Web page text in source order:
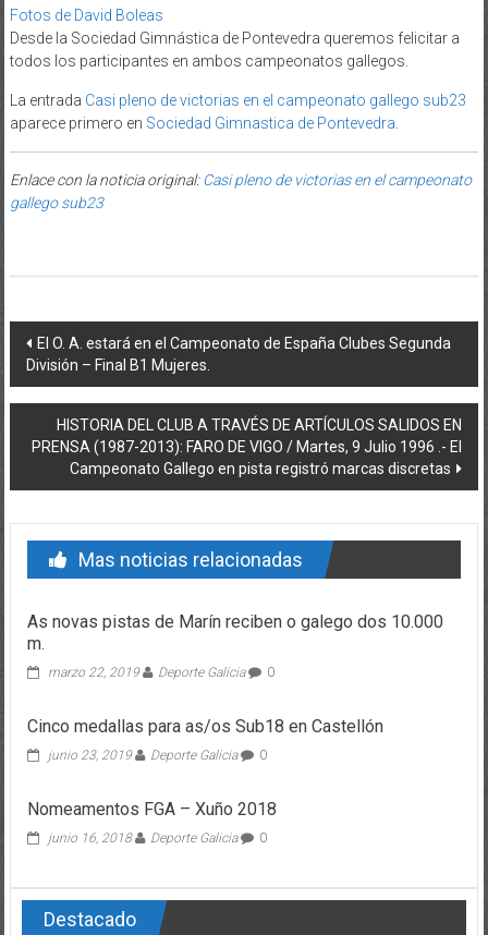
Fotos de David Boleas
Desde la Sociedad Gimnástica de Pontevedra queremos felicitar a
todos los participantes en ambos campeonatos gallegos.
La entrada Casi pleno de victorias en el campeonato gallego sub23
aparece primero en Sociedad Gimnastica de Pontevedra.
Enlace con la noticia original:Casi pleno de victorias en el campeonato
gallego sub23
Post navigation
El O. A. estará en el Campeonato de España Clubes Segunda
División – Final B1 Mujeres.
HISTORIA DEL CLUB A TRAVÉS DE ARTÍCULOS SALIDOS EN
PRENSA (1987-2013): FARO DE VIGO / Martes, 9 Julio 1996 .- El
Campeonato Gallego en pista registró marcas discretas
Mas noticias relacionadas
As novas pistas de Marín reciben o galego dos 10.000
m.
marzo 22, 2019 Deporte Galicia 0
Cinco medallas para as/os Sub18 en Castellón
junio 23, 2019 Deporte Galicia 0
Nomeamentos FGA – Xuño 2018
junio 16, 2018 Deporte Galicia 0
Destacado